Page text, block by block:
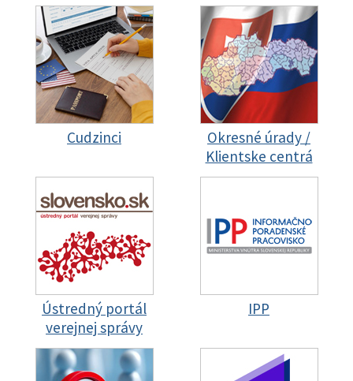
Cudzinci
Okresné úrady /
Klientske centrá
Ústredný portál
verejnej správy
IPP